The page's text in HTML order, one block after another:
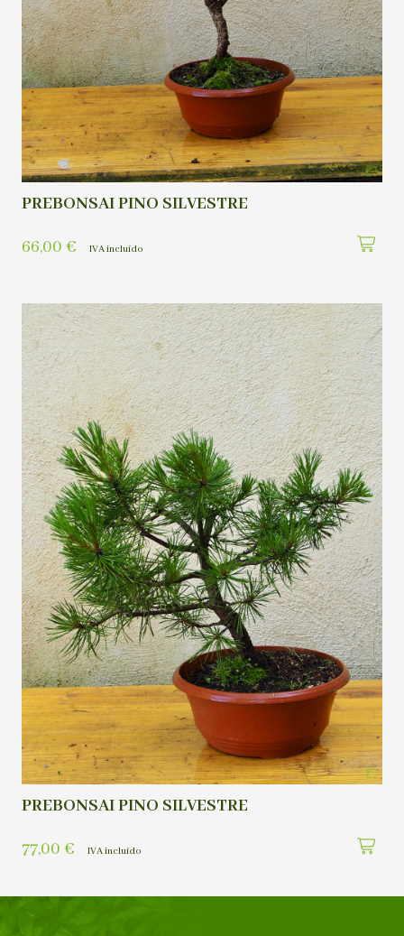
PREBONSAI PINO SILVESTRE
66,00 € IVA incluído
PREBONSAI PINO SILVESTRE
77,00 € IVA incluído